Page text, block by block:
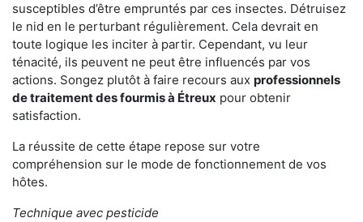
susceptibles d’être empruntés par ces insectes. Détruisez
le nid en le perturbant régulièrement. Cela devrait en
toute logique les inciter à partir. Cependant, vu leur
ténacité, ils peuvent ne peut être influencés par vos
actions. Songez plutôt à faire recours aux professionnels
de traitement des fourmis à Étreux pour obtenir
satisfaction.
La réussite de cette étape repose sur votre
compréhension sur le mode de fonctionnement de vos
hôtes.
Technique avec pesticide